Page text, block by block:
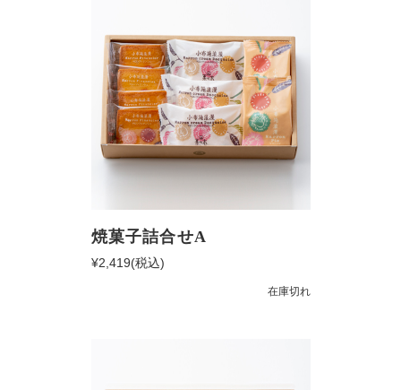
焼菓子詰合せA
¥2,419(税込)
在庫切れ